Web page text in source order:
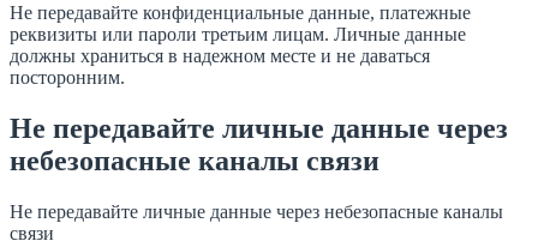
Не передавайте конфиденциальные данные, платежные
реквизиты или пароли третьим лицам. Личные данные
должны храниться в надежном месте и не даваться
посторонним.
Не передавайте личные данные через
небезопасные каналы связи
Не передавайте личные данные через небезопасные каналы
связи